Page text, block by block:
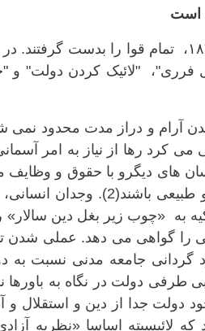
جمهوریخواهان با کسب اکثریت مجلس سنا در سال ۱۸۷۹، تمام قوا
فرری"، "لائیک کردن دولت" و
آرام و دراز مدت محدود نمی
های دیگرو با حقوق و وظایف
ها معنا شده بود. اخلاق و سیاست، می توانند عقلی
به «چوب زیر بغل دین
را گواهی می دهد. عملی شدن
گردانی جامعه مدنی نسبت
دولت در نگاه به باورها
دولت جدا از دین و استقلال و
لائیسیته اساسا «نظریه